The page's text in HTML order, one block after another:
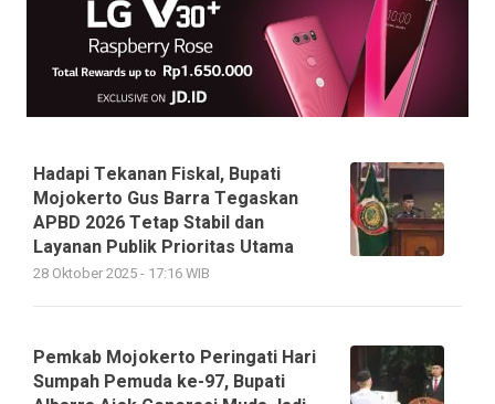
Hadapi Tekanan Fiskal, Bupati
Mojokerto Gus Barra Tegaskan
APBD 2026 Tetap Stabil dan
Layanan Publik Prioritas Utama
28 Oktober 2025 - 17:16 WIB
Pemkab Mojokerto Peringati Hari
Sumpah Pemuda ke-97, Bupati